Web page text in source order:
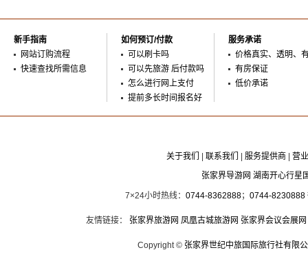
新手指南
网站订购流程
快速查找所需信息
如何预订/付款
可以刷卡吗
可以先旅游 后付款吗
怎么进行网上支付
提前多长时间报名好
服务承诺
价格真实、透明、
有房保证
低价承诺
关于我们 联系我们 服务提供商
营
张家界导游网 湖南开心行星
7×24小时热线： 0744-8362888； 0744-8230888
友情链接： 张家界旅游网 凤凰古城旅游网 张家界会议会展网
Copyright © 张家界世纪中旅国际旅行社有限